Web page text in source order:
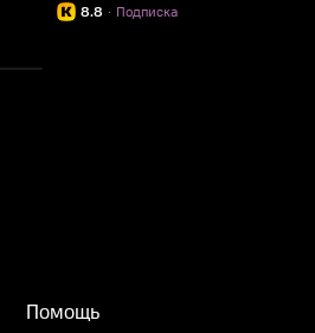
8.8 Подписка
·
Помощь